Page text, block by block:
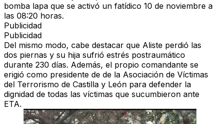
bomba lapa que se activó un fatídico 10 de noviembre a
las 08:20 horas.
Publicidad
Publicidad
Del mismo modo, cabe destacar que Aliste perdió las
dos piernas y su hija sufrió estrés postraumático
durante 230 días. Además, el propio comandante se
erigió como presidente de de la Asociación de Víctimas
del Terrorismo de Castilla y León para defender la
dignidad de todas las víctimas que sucumbieron ante
ETA.